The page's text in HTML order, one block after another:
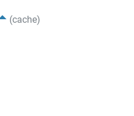
(cache)